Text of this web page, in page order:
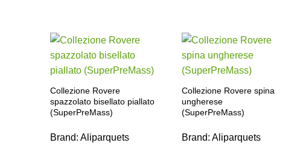
Collezione Rovere
spazzolato bisellato piallato
(SuperPreMass)
Brand: Aliparquets
Collezione Rovere spina
ungherese
(SuperPreMass)
Brand: Aliparquets